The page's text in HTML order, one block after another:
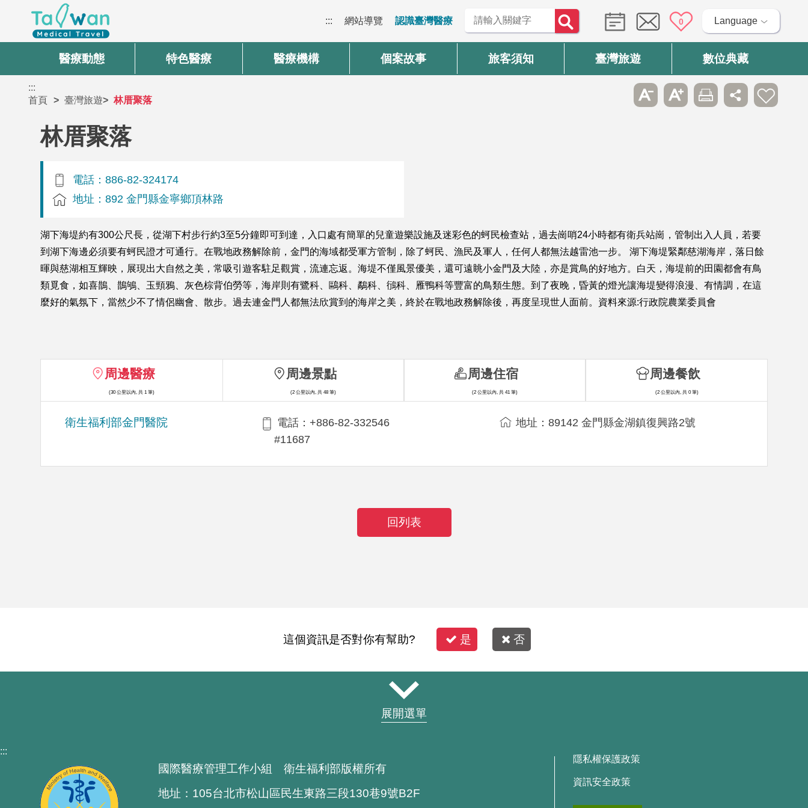
::: 網站導覽 認識臺灣醫療 0 Language
醫療動態 特色醫療 醫療機構 個案故事 旅客須知 臺灣旅遊 數位典藏
:::
首頁
臺灣旅遊 林厝聚落
林厝聚落
電話：886-82-324174
地址：892 金門縣金寧鄉頂林路
湖下海堤約有300公尺長，從湖下村步行約3至5分鐘即可到達，入口處有簡單的兒童遊樂設施及迷彩色的蚵民檢查站，過去崗哨24小時都有衛兵站崗，管制出入人員，若要
到湖下海邊必須要有蚵民證才可通行。在戰地政務解除前，金門的海域都受軍方管制，除了蚵民、漁民及軍人，任何人都無法越雷池一步。 湖下海堤緊鄰慈湖海岸，落日餘
暉與慈湖相互輝映，展現出大自然之美，常吸引遊客駐足觀賞，流連忘返。海堤不僅風景優美，還可遠眺小金門及大陸，亦是賞鳥的好地方。白天，海堤前的田園都會有鳥
類覓食，如喜鵲、鵲鴝、玉頸鴉、灰色棕背伯勞等，海岸則有鷺科、鷗科、鷸科、鴴科、雁鴨科等豐富的鳥類生態。到了夜晚，昏黃的燈光讓海堤變得浪漫、有情調，在這
麼好的氣氛下，當然少不了情侶幽會、散步。過去連金門人都無法欣賞到的海岸之美，終於在戰地政務解除後，再度呈現世人面前。資料來源:行政院農業委員會
周邊醫療
(30 公里以內, 共 1 筆)
衛生福利部金門醫院
電話：+886-82-332546
#11687
地址：89142 金門縣金湖鎮復興路2號
周邊景點
(2 公里以內, 共 48 筆)
周邊住宿
(2 公里以內, 共 41 筆)
周邊餐飲
(2 公里以內, 共 0 筆)
回列表
這個資訊是否對你有幫助? 是 否
展開選單
:::
國際醫療管理工作小組 衛生福利部版權所有
地址：105台北市松山區民生東路三段130巷9號B2F
隱私權保護政策
資訊安全政策